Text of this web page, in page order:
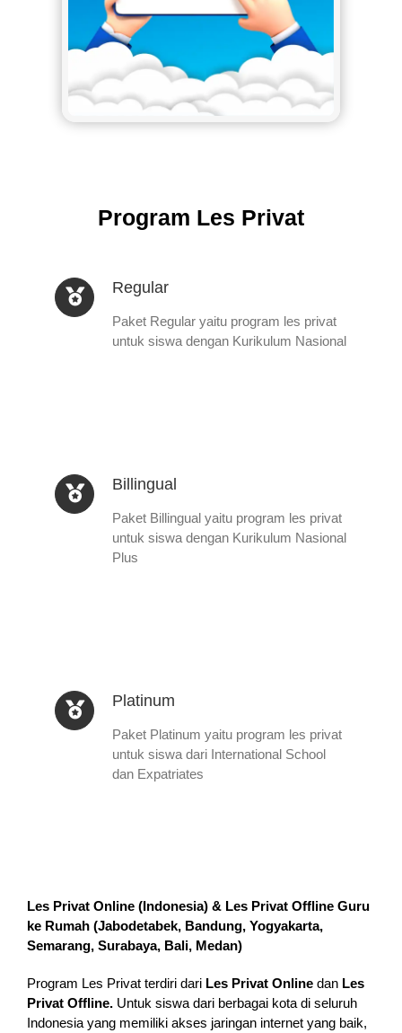
Program Les Privat
Regular
Paket Regular yaitu program les privat
untuk siswa dengan Kurikulum Nasional
Billingual
Paket Billingual yaitu program les privat
untuk siswa dengan Kurikulum Nasional
Plus
Platinum
Paket Platinum yaitu program les privat
untuk siswa dari International School
dan Expatriates
Les Privat Online (Indonesia) & Les Privat Offline Guru
ke Rumah (Jabodetabek, Bandung, Yogyakarta,
Semarang, Surabaya, Bali, Medan)
Program Les Privat terdiri dari Les Privat Online dan Les
Privat Offline. Untuk siswa dari berbagai kota di seluruh
Indonesia yang memiliki akses jaringan internet yang baik,